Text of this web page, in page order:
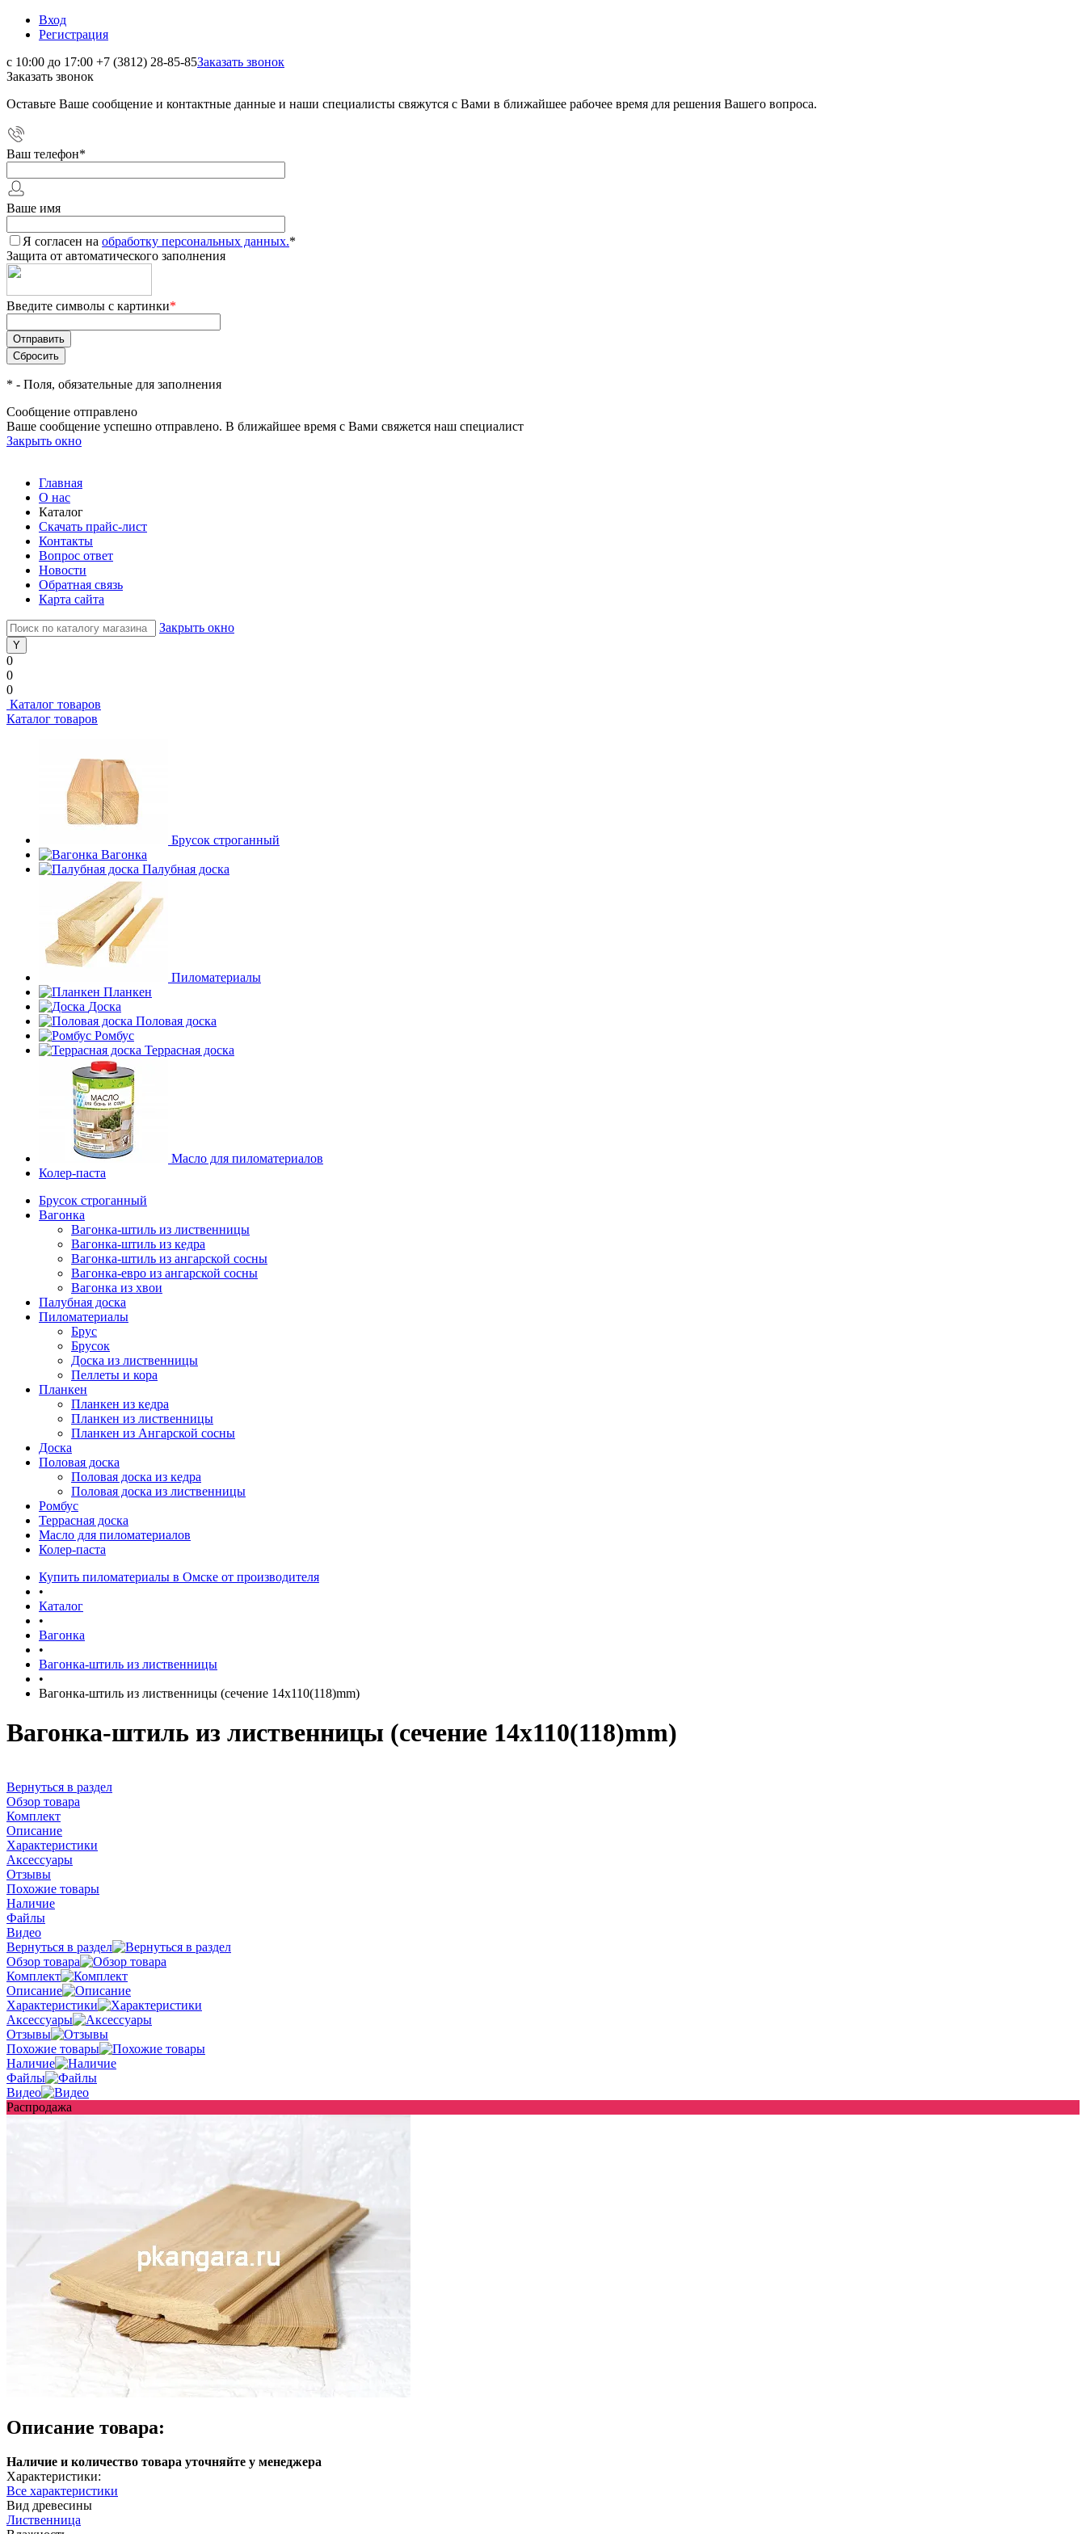
Вход
Регистрация
с 10:00 до 17:00 +7 (3812) 28-85-85Заказать звонок
Заказать звонок
Оставьте Ваше сообщение и контактные данные и наши специалисты свяжутся с Вами в ближайшее рабочее время для решения Вашего вопроса.
Ваш телефон*
Ваше имя
Я согласен на обработку персональных данных.*
Защита от автоматического заполнения
Введите символы с картинки*
* - Поля, обязательные для заполнения
Сообщение отправлено
Ваше сообщение успешно отправлено. В ближайшее время с Вами свяжется наш специалист
Закрыть окно
Главная
О нас
Каталог
Скачать прайс-лист
Контакты
Вопрос ответ
Новости
Обратная связь
Карта сайта
Закрыть окно
0
0
0
Каталог товаров
Каталог товаров
Брусок строганный
Вагонка
Палубная доска
Пиломатериалы
Планкен
Доска
Половая доска
Ромбус
Террасная доска
Масло для пиломатериалов
Колер-паста
Брусок строганный
Вагонка
Вагонка-штиль из лиственницы
Вагонка-штиль из кедра
Вагонка-штиль из ангарской сосны
Вагонка-евро из ангарской сосны
Вагонка из хвои
Палубная доска
Пиломатериалы
Брус
Брусок
Доска из лиственницы
Пеллеты и кора
Планкен
Планкен из кедра
Планкен из лиственницы
Планкен из Ангарской сосны
Доска
Половая доска
Половая доска из кедра
Половая доска из лиственницы
Ромбус
Террасная доска
Масло для пиломатериалов
Колер-паста
Купить пиломатериалы в Омске от производителя
•
Каталог
•
Вагонка
•
Вагонка-штиль из лиственницы
•
Вагонка-штиль из лиственницы (сечение 14x110(118)mm)
Вагонка-штиль из лиственницы (сечение 14x110(118)mm)
Вернуться в раздел
Обзор товара
Комплект
Описание
Характеристики
Аксессуары
Отзывы
Похожие товары
Наличие
Файлы
Видео
Вернуться в раздел
Обзор товара
Комплект
Описание
Характеристики
Аксессуары
Отзывы
Похожие товары
Наличие
Файлы
Видео
Распродажа
Описание товара:
Наличие и количество товара уточняйте у менеджера
Характеристики:
Все характеристики
Вид древесины
Лиственница